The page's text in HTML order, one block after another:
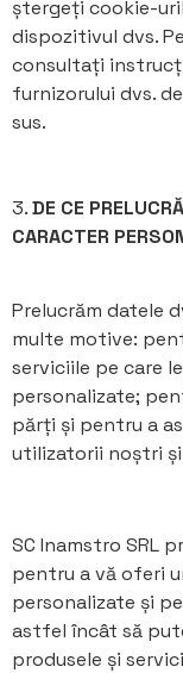
ștergeți cookie-
dispozitivul dvs.
consultați
furnizorului dvs.
sus.
3.DE CE
CARACTER
Prelucrăm datele
multe motive:
serviciile pe care
personalizate;
părți și pentru a
utilizatorii noștri
SC Inamstro SRL
pentru a vă oferi
personalizate și
astfel încât să
produsele și